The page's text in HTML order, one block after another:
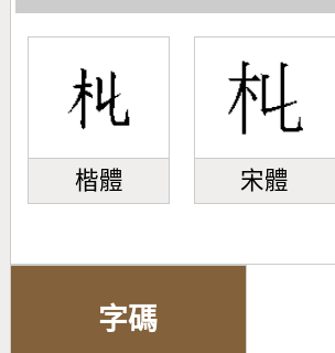
楷體 宋體
字碼